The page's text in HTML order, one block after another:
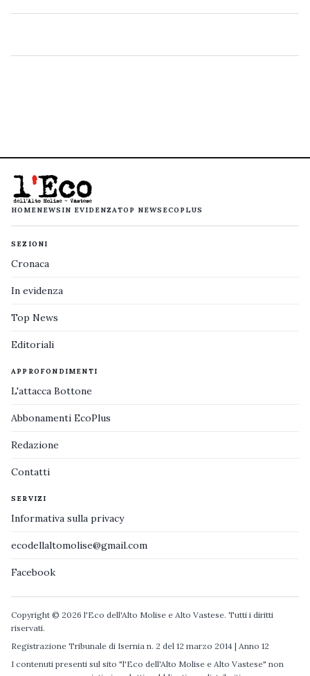
HOMENEWS IN EVIDENZATOP NEWS ECOPLUS
SEZIONI
Cronaca
In evidenza
Top News
Editoriali
APPROFONDIMENTI
L'attacca Bottone
Abbonamenti EcoPlus
Redazione
Contatti
SERVIZI
Informativa sulla privacy
ecodellaltomolise@gmail.com
Facebook
Copyright © 2026 l'Eco dell'Alto Molise e Alto Vastese. Tutti i diritti
riservati.
Registrazione Tribunale di Isernia n. 2 del 12 marzo 2014 | Anno 12
I contenuti presenti sul sito "l'Eco dell'Alto Molise e Alto Vastese" non